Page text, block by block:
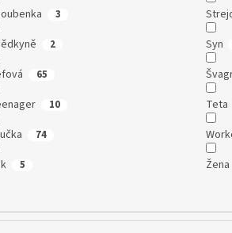
3
2 Syn
65
10 Teta
74
5 Žena